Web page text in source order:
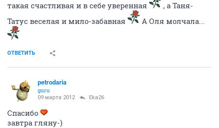
такая счастливая и в себе уверенная
, а Таня-
Татус веселая и мило-забавная
А Оля молчала...
ОТВЕТИТЬ
petrodaria
guru
09 марта 2012 Eka26
Спасибо
завтра гляну-)